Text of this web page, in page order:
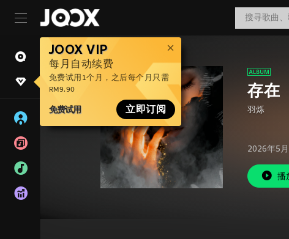
JOOX VIP
每月自动续费
免费试用1个月，之后每个月只需
RM9.90
免费试用 立即订阅
存在
羽烁
2026年5
播